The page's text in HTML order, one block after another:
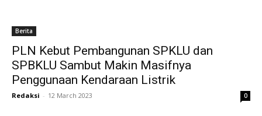
Berita
PLN Kebut Pembangunan SPKLU dan
SPBKLU Sambut Makin Masifnya
Penggunaan Kendaraan Listrik
Redaksi - 12 March 2023 0